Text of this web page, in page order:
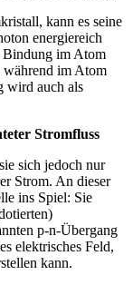
kann es seine
energiereich
Bindung im Atom
während im Atom
wird auch als
Stromfluss
sich jedoch nur
Strom. An dieser
ins Spiel: Sie
p-n-Übergang
elektrisches Feld,
kann.